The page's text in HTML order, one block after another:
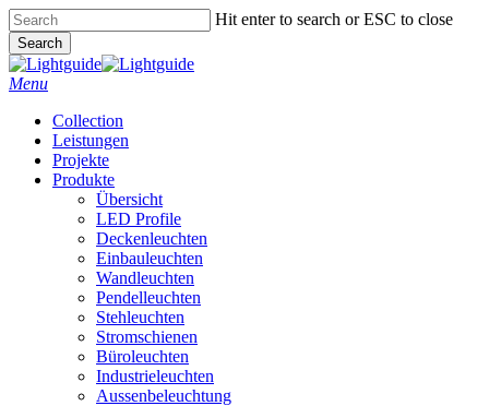
Skip
to
main
content
Hit enter to search or ESC to close
Search
Close
Search
Menu
Collection
Leistungen
Projekte
Produkte
Übersicht
LED Profile
Deckenleuchten
Einbauleuchten
Wandleuchten
Pendelleuchten
Stehleuchten
Stromschienen
Büroleuchten
Industrieleuchten
Aussenbeleuchtung